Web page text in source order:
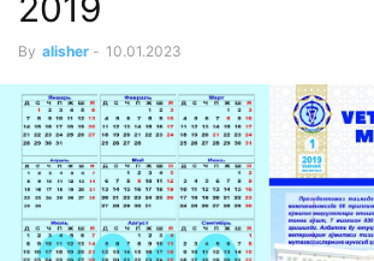
By alisher - 10.01.2023